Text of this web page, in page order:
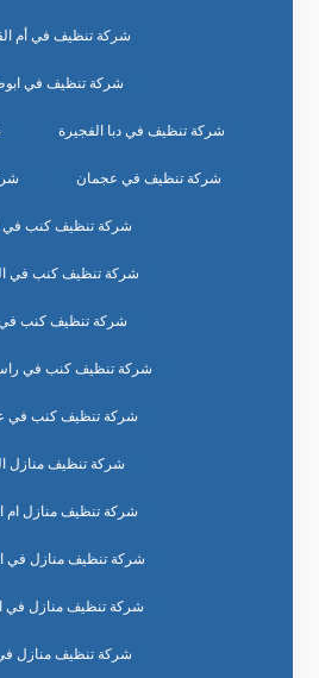
شركة تنظيف في أم
شركة تنظيف في
شركة تنظيف في دبا الفجيرة
شركة تنظيف في عجمان
شركة تنظيف كنب في
شركة تنظيف كنب في
شركة تنظيف كنب
شركة تنظيف كنب في
شركة تنظيف كنب في
شركة تنظيف منازل
شركة تنظيف منازل ام
شركة تنظيف منازل في
شركة تنظيف منازل في
شركة تنظيف منازل